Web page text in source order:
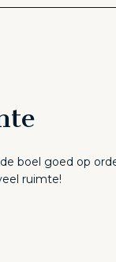
boel goed op
ruimte!